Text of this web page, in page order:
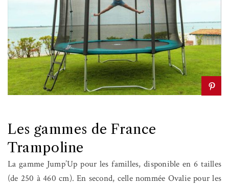
Les gammes de France
Trampoline
La gamme Jump’Up pour les familles, disponible en 6 tailles
(de 250 à 460 cm). En second, celle nommée Ovalie pour les